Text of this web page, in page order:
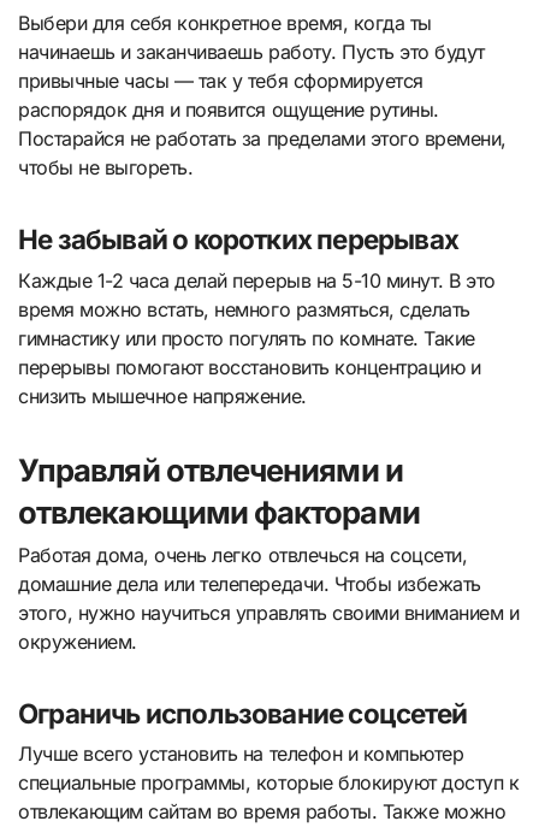
Выбери для себя конкретное время, когда ты
начинаешь и заканчиваешь работу. Пусть это будут
привычные часы — так у тебя сформируется
распорядок дня и появится ощущение рутины.
Постарайся не работать за пределами этого времени,
чтобы не выгореть.
Не забывай о коротких перерывах
Каждые 1-2 часа делай перерыв на 5-10 минут. В это
время можно встать, немного размяться, сделать
гимнастику или просто погулять по комнате. Такие
перерывы помогают восстановить концентрацию и
снизить мышечное напряжение.
Управляй отвлечениями и
отвлекающими факторами
Работая дома, очень легко отвлечься на соцсети,
домашние дела или телепередачи. Чтобы избежать
этого, нужно научиться управлять своими вниманием и
окружением.
Ограничь использование соцсетей
Лучше всего установить на телефон и компьютер
специальные программы, которые блокируют доступ к
отвлекающим сайтам во время работы. Также можно